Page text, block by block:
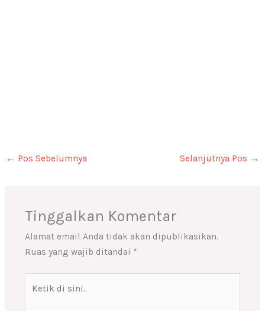
← Pos Sebelumnya Selanjutnya Pos →
Tinggalkan Komentar
Alamat email Anda tidak akan dipublikasikan.
Ruas yang wajib ditandai *